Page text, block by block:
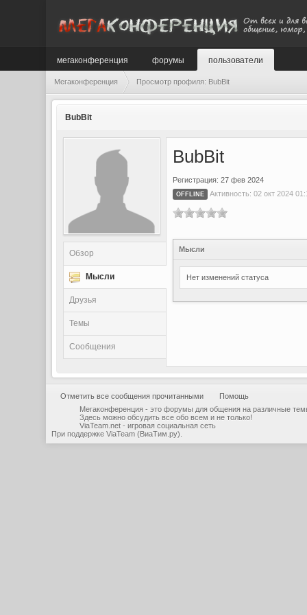
мегаконференция форумы пользователи
Мегаконференция Просмотр профиля: BubBit
BubBit
Обзор
Мысли
Друзья
Темы
Сообщения
BubBit
Регистрация: 27 фев 2024
OFFLINE Активность: 02 окт 2024
Мысли
Нет изменений статуса
Отметить все сообщения прочитанными
Помощь
Мегаконференция - это форумы для общения на различные
Здесь можно обсудить все обо всем и не только!
ViaTeam.net - игровая социальная сеть
При поддержкеViaTeam (ВиаТим.ру)